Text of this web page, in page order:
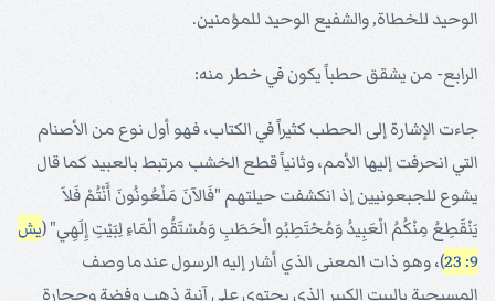
الوحيد للخطاة, والشفيع الوحيد للمؤمنين.
الرابع- من يشقق حطباً يكون في خطر منه:
جاءت الإشارة إلى الحطب كثيراً في الكتاب، فهو أول نوع من الأصنام
التي انحرفت إليها الأمم، وثانياً قطع الخشب مرتبط بالعبيد كما قال
يشوع للجبعونيين إذ انكشفت حيلتهم "فَالآنَ مَلْعُونُونَ أَنْتُمْ فَلاَ
يَنْقَطِعُ مِنْكُمُ الْعَبِيدُ وَمُحْتَطِبُو الْحَطَبِ وَمُسْتَقُو الْمَاءِ لِبَيْتِ إِلَهِي" (يش
9: 23
)، وهو ذات المعنى الذي أشار إليه الرسول عندما وصف
المسيحية بالبيت الكبير الذي يحتوي على آنية ذهب وفضة وحجارة